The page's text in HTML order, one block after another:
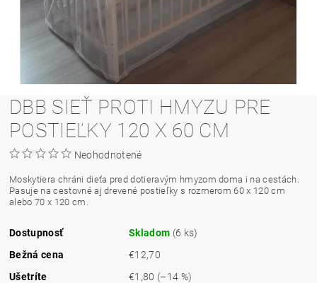
DBB SIEŤ PROTI HMYZU PRE
POSTIEĽKY 120 X 60 CM
Neohodnotené
Moskytiera chráni dieťa pred dotieravým hmyzom doma i na cestách.
Pasuje na cestovné aj drevené postieľky s rozmerom 60 x 120 cm
alebo 70 x 120 cm.
Dostupnosť Skladom (6 ks)
Bežná cena
€12,70
Ušetríte
€1,80 (–14 %)